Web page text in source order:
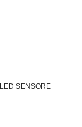
SENSORE